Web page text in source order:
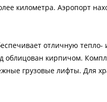
километра. Аэропорт
отличную
облицован кирпичом.
грузовые лифты. Для